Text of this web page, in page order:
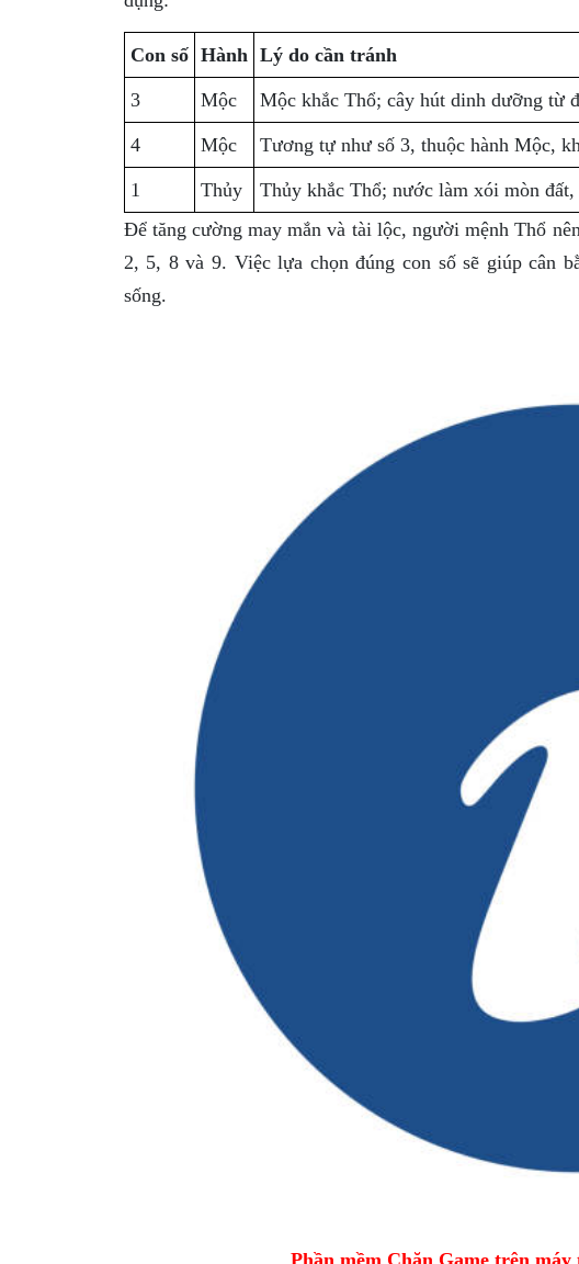
Con số Hành Lý do cần tránh
3 Mộc Mộc khắc Thổ; cây hút dinh dưỡng từ
4 Mộc Tương tự như số 3, thuộc hành Mộc,
1 Thủy
Thủy khắc Thổ; nước làm xói mòn
Để tăng cường may mắn và tài lộc, người mệnh Thổ
2, 5, 8 và 9. Việc lựa chọn đúng con số sẽ giúp cân
sống.
Phần mềm Chặn Game trên